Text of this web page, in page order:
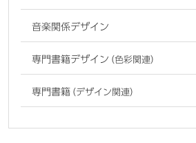
音楽関係デザイン
専門書籍デザイン（色彩関連）
専門書籍（デザイン関連）